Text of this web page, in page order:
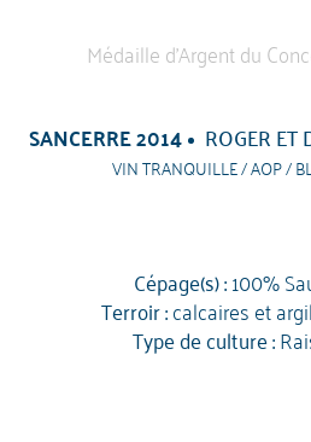
SANCERRE 2014 ROGER
VIN TRANQUILLE / AOP /
Cépage(s) :100%
Terroir :calcaires et
Type de culture :